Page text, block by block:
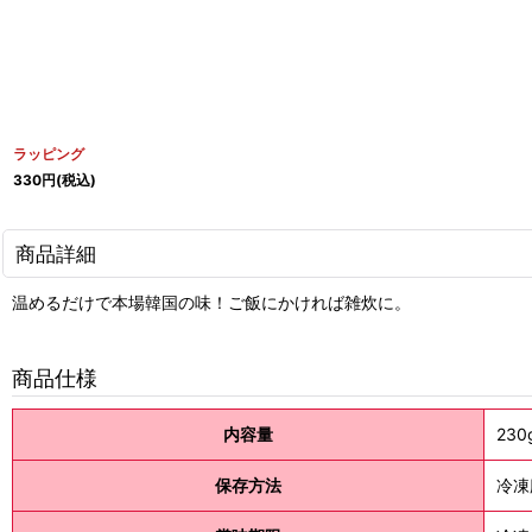
ラッピング
330円(税込)
商品詳細
温めるだけで本場韓国の味！ご飯にかければ雑炊に。
商品仕様
内容量
保存方法 冷